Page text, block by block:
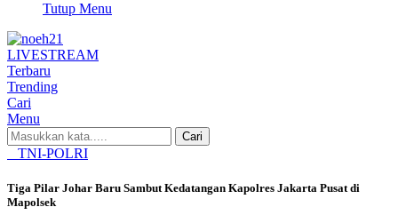
Tutup Menu
LIVESTREAM
Terbaru
Trending
Cari
Menu
Cari
TNI-POLRI
Tiga Pilar Johar Baru Sambut Kedatangan Kapolres Jakarta Pusat di
Mapolsek